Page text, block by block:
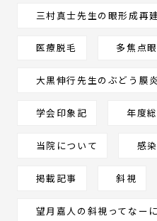
三村真士先生の眼形成再
医療脱毛 多焦点
大黒伸行先生のぶどう膜
学会印象記 年度
当院について 感
掲載記事 斜視
望月嘉人の斜視ってなーに